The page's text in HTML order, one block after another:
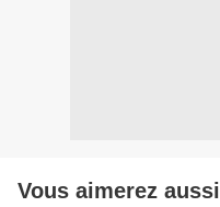
Vous aimerez aussi